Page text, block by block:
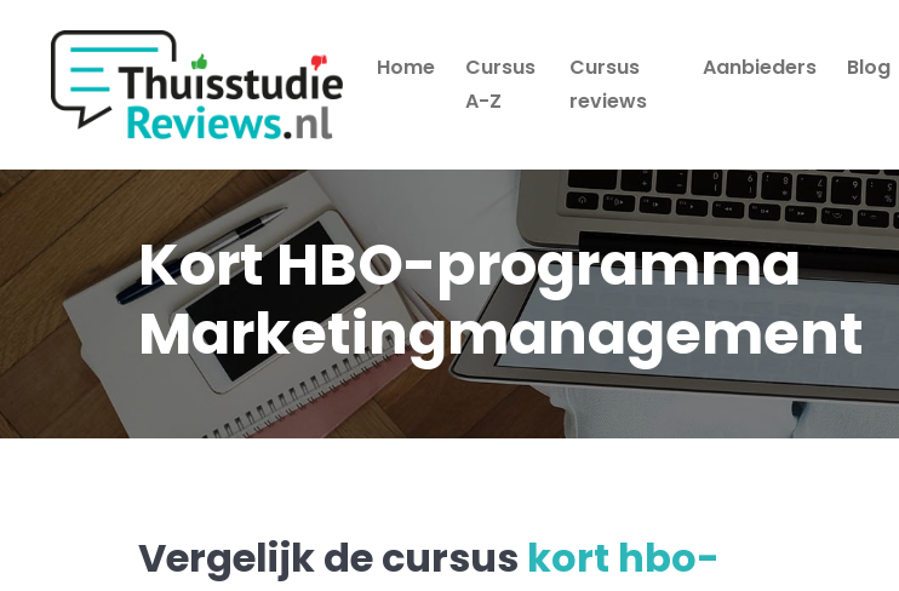
Hoofdmenu
Home
Cursus
A-Z
Cursus
reviews
Aanbieders Blog
Kort HBO-programma
Marketingmanagement
Vergelijk de cursus kort hbo-